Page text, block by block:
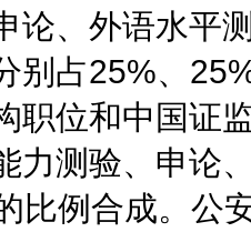
论、外语水平
别占25%、
职位和中国证
力测验、申论
比例合成。公